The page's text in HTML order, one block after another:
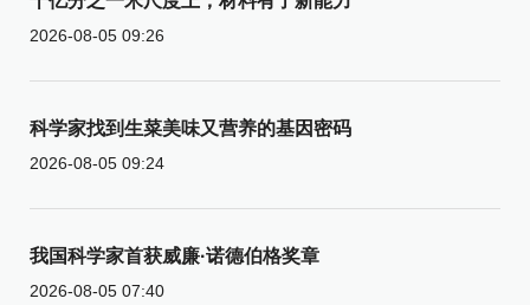
2026-08-05 09:26
科学家找到生菜美味又营养的基因密码
2026-08-05 09:24
我国科学家首获威廉·诺德伯格奖章
2026-08-05 07:40